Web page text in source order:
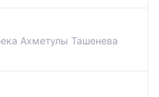
Ахметулы Ташенева